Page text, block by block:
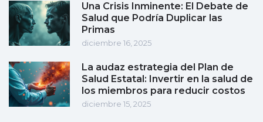
Una Crisis Inminente: El Debate de
Salud que Podría Duplicar las
Primas
diciembre 16, 2025
La audaz estrategia del Plan de
Salud Estatal: Invertir en la salud de
los miembros para reducir costos
diciembre 15, 2025